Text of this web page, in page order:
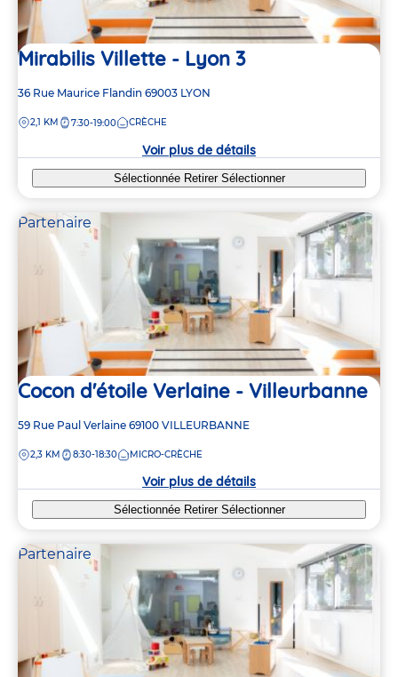
Mirabilis Villette - Lyon 3
Adresse
la
36 Rue Maurice Flandin 69003 LYON
DISTANCE
2,1 KM 7:30-19:00 CRÈCHE
Voir plus de détails
Sélectionnée Retirer Sélectionner
Partenaire
Cocon d'étoile Verlaine - Villeurbanne
Adresse
la
59 Rue Paul Verlaine 69100 VILLEURBANNE
DISTANCE
2,3 KM 8:30-18:30 MICRO-CRÈCHE
Voir plus de détails
Sélectionnée Retirer Sélectionner
Partenaire
5
5
2
5
5
2